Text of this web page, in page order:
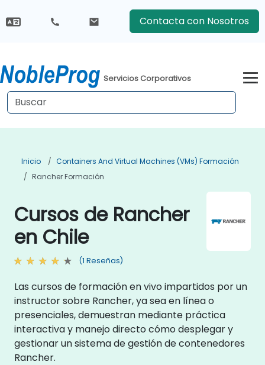
Contacta con Nosotros
Servicios Corporativos
Inicio
Containers And Virtual Machines (VMs) Formación
Rancher Formación
Cursos de Rancher
en Chile
(1 Reseñas)
Las cursos de formación en vivo impartidos por un
instructor sobre Rancher, ya sea en línea o
presenciales, demuestran mediante práctica
interactiva y manejo directo cómo desplegar y
gestionar un sistema de gestión de contenedores
Rancher.